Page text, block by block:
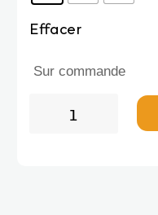
Effacer
Sur commande